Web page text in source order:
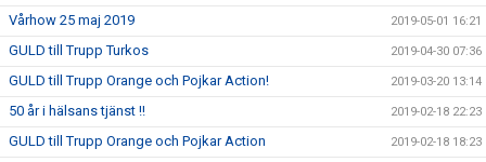
Vårhow 25 maj 2019 2019-05-01 16:21
GULD till Trupp Turkos 2019-04-30 07:36
GULD till Trupp Orange och Pojkar Action! 2019-03-20 13:14
50 år i hälsans tjänst !! 2019-02-18 22:23
GULD till Trupp Orange och Pojkar Action 2019-02-18 18:23